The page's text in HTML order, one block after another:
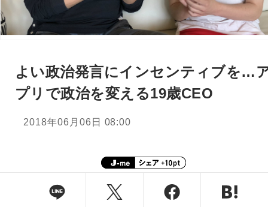
よい政治発言にインセンティブを…
プリで政治を変える19歳CEO
2018年06月06日 08:00